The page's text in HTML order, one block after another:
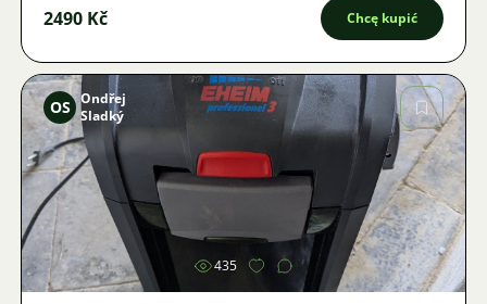
2490 Kč Chcę kupić
Zdjęcie
OS Ondřej
Sladký
435